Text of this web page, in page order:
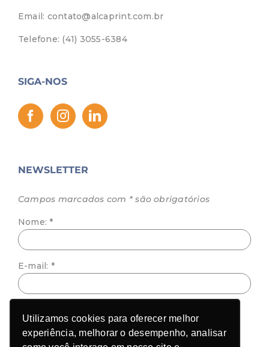
Utilizamos cookies para oferecer melhor
experiência, melhorar o desempenho, analisar
Email: contato@alcaprint.com.br
Telefone: (41) 3055-6384
SIGA-NOS
NEWSLETTER
Campos marcados com * são obrigatórios
Nome: *
E-mail: *
e-mail ao me cadastrar.